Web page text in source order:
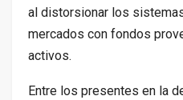
al distorsionar los
mercados con fondos
activos.
Entre los presentes en la